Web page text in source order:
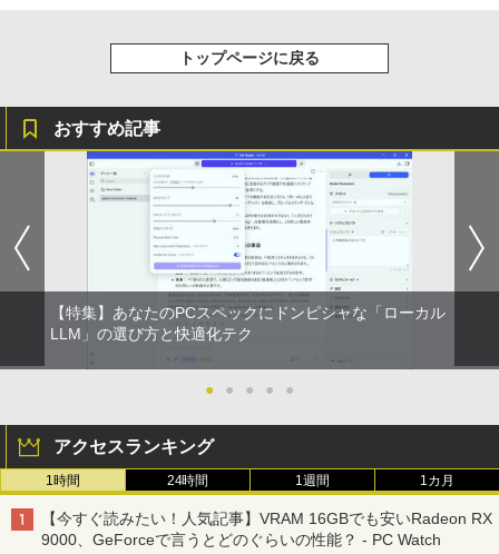
トップページに戻る
おすすめ記事
【特集】あなたのPCスペックにドンピシャな「ローカル
LLM」の選び方と快適化テク
● ● ● ● ●
アクセスランキング
1時間 24時間 1週間 1カ月
【今すぐ読みたい！人気記事】VRAM 16GBでも安いRadeon RX
9000、GeForceで言うとどのぐらいの性能？ - PC Watch